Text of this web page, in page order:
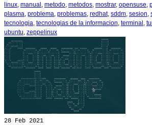
linux manual metodo metodos mostrar, opensuse
plasma problema problemas redhat, sddm sesion
tecnologia tecnologias de la informacion terminal
ubuntu zeppelinux
28 Feb 2021